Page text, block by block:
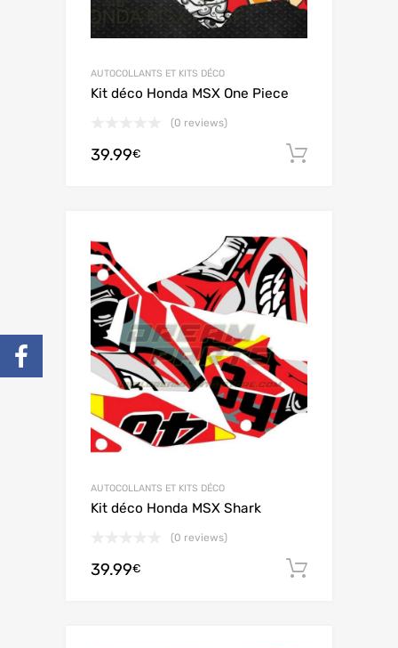
AUTOCOLLANTS ET KITS DÉCO
Kit déco Honda MSX One Piece
(0 reviews)
39.99€
AUTOCOLLANTS ET KITS DÉCO
Kit déco Honda MSX Shark
(0 reviews)
39.99€